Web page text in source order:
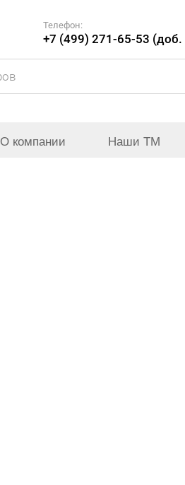
Телефон:
+7 (499) 271-65-53 (доб.
О компании Наши ТМ